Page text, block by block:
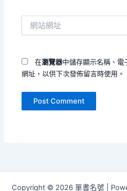
在瀏覽器中儲存顯示名稱、
網址，以供下次發佈留言時使用。
Copyright © 2026 單書名號 |